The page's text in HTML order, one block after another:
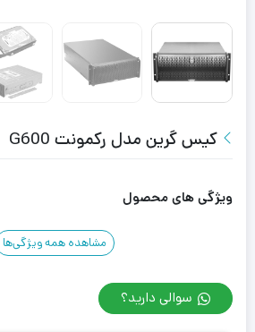
کیس گرین مدل رکمونت G600
ویژگی های محصول
مشاهده همه ویژگی‌ها
سوالی دارید؟